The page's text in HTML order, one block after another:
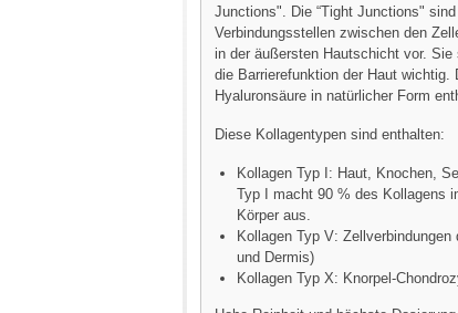
Junctions". Die “Tight Junctions"
Verbindungsstellen zwischen den
in der äußersten Hautschicht vor. Sie
die Barrierefunktion der Haut wichtig.
Hyaluronsäure in natürlicher Form
Diese Kollagentypen sind enthalten:
Kollagen Typ I: Haut, Knochen,
Typ I macht 90 % des Kollagens
Körper aus.
Kollagen Typ V: Zellverbindungen
und Dermis)
Kollagen Typ X: Knorpel-